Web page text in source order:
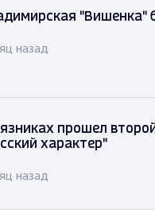
"Вишенка"
назад
прошел
характер"
назад